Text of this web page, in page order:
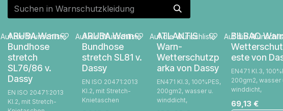
ARUBA Warn-
Bundhose
stretch
SL76/86 v.
Dassy
EN ISO 20471:2013
Kl.2, mit Stretch-
Auf die Wunschliste
ARUBA Warn-
Bundhose
stretch SL81 v.
Dassy
EN ISO 20471:2013
Kl.2, mit Stretch-
Knietaschen
Auf die Wunschliste
ATLANTIS
Warn-
Wetterschutzp
arka von Dassy
EN471 Kl.3, 100%PES,
200gm2, wasser u.
winddicht,
Auf die Wunschliste
BILBAO
este von
EN471 Kl.3,
200gm2, wasser
winddicht,
69,13€
Auf die